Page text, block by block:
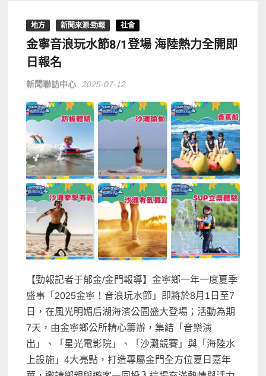
地方 新聞來源:勁報 社會
金寧音浪玩水節8/1登場 海陸熱力全開即
日報名
新聞聯訪中心 2025-07-12
【勁報記者于郁金/金門報導】金寧鄉一年一度夏季
盛事「2025金寧！音浪玩水節」即將於8月1日至7
日，在風光明媚后湖海濱公園盛大登場；活動為期
7天，由金寧鄉公所精心籌辦，集結「音樂演
出」、「星光電影院」、「沙灘競賽」與「海陸水
上設施」4大亮點，打造專屬金門全方位夏日嘉年